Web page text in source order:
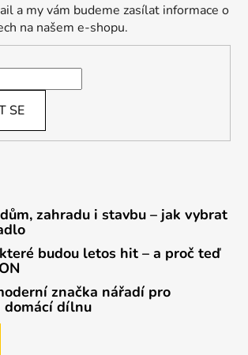
a my vám budeme zasílat informace o
na našem e-shopu.
SE
zahradu i stavbu – jak vybrat
budou letos hit – a proč teď
značka nářadí pro
domácí dílnu